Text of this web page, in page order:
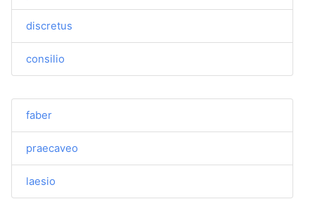
discretus
consilio
faber
praecaveo
laesio